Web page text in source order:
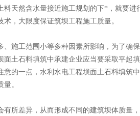
天然含水量接近施工规划的下*，就要
，大限度保证筑坝工程施工质量。
施工范围小等多种因素所影响，为了确
土石料填筑中承建企业应当要采取平起
的一点，水利水电工程坝面土石料填筑
。
所差异，从而形成不同的建筑坝体质量